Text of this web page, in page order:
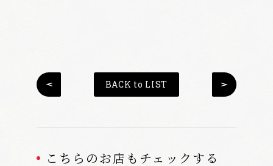
BACK to LIST
こちらのお店もチェックする